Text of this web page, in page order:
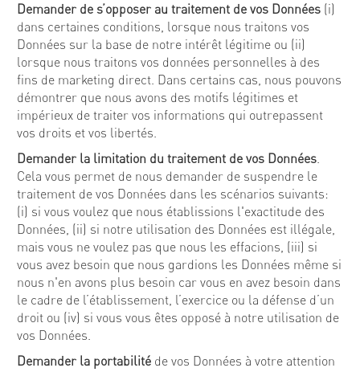
Demander de s’opposer au traitement de vos Données (i)
dans certaines conditions, lorsque nous traitons vos
Données sur la base de notre intérêt légitime ou (ii)
lorsque nous traitons vos données personnelles à des
fins de marketing direct. Dans certains cas, nous pouvons
démontrer que nous avons des motifs légitimes et
impérieux de traiter vos informations qui outrepassent
vos droits et vos libertés.
Demander la limitation du traitement de vos Données.
Cela vous permet de nous demander de suspendre le
traitement de vos Données dans les scénarios suivants:
(i) si vous voulez que nous établissions l'exactitude des
Données, (ii) si notre utilisation des Données est illégale,
mais vous ne voulez pas que nous les effacions, (iii) si
vous avez besoin que nous gardions les Données même si
nous n'en avons plus besoin car vous en avez besoin dans
le cadre de l’établissement, l’exercice ou la défense d’un
droit ou (iv) si vous vous êtes opposé à notre utilisation de
vos Données.
Demander la portabilité de vos Données à votre attention